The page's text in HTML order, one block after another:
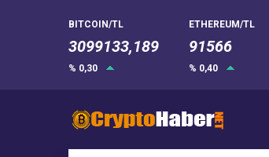
BITCOIN/TL
3099133,189
% 0,30
ETHEREUM/TL
91566
% 0,40